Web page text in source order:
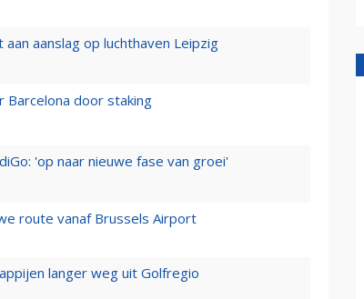
aanslag op luchthaven Leipzig
Barcelona door staking
'op naar nieuwe fase van groei'
route vanaf Brussels Airport
langer weg uit Golfregio